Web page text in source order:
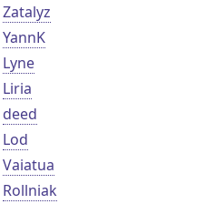
Zatalyz
YannK
Lyne
Liria
deed
Lod
Vaiatua
Rollniak